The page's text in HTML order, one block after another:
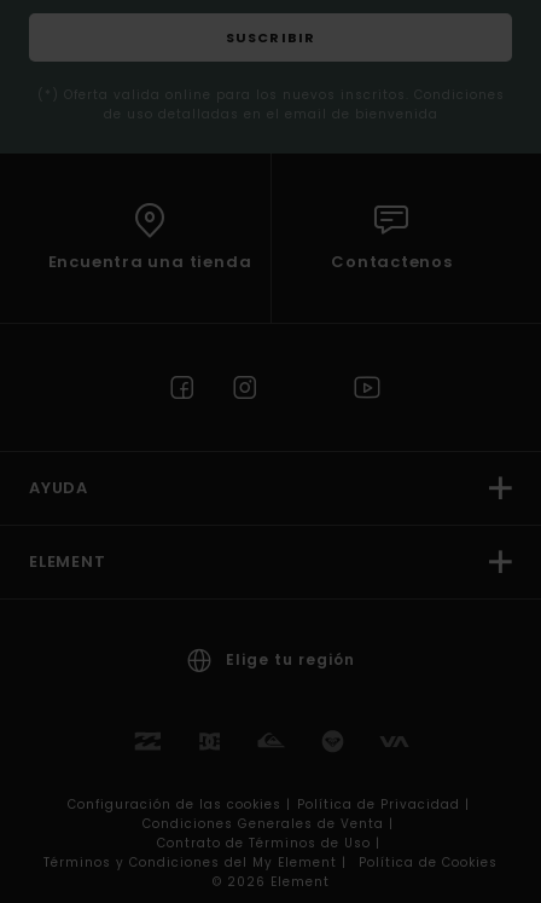
SUSCRIBIR
(*) Oferta valida online para los nuevos inscritos. Condiciones
de uso detalladas en el email de bienvenida
Encuentra una tienda Contactenos
AYUDA
ELEMENT
Elige tu región
Configuración de las cookies | Política de Privacidad |
Condiciones Generales de Venta |
Contrato de Términos de Uso |
Términos y Condiciones del My Element |
Política de Cookies
© 2026 Element